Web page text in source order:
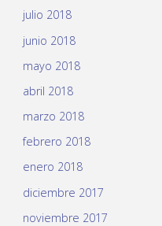
julio 2018
junio 2018
mayo 2018
abril 2018
marzo 2018
febrero 2018
enero 2018
diciembre 2017
noviembre 2017